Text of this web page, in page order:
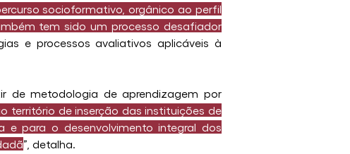
socioformativo, orgânico ao perfil
tem sido um processo desafiador
e processos avaliativos aplicáveis à
de metodologia de aprendizagem por
território de inserção das instituições de
e para o desenvolvimento integral dos
”, detalha.